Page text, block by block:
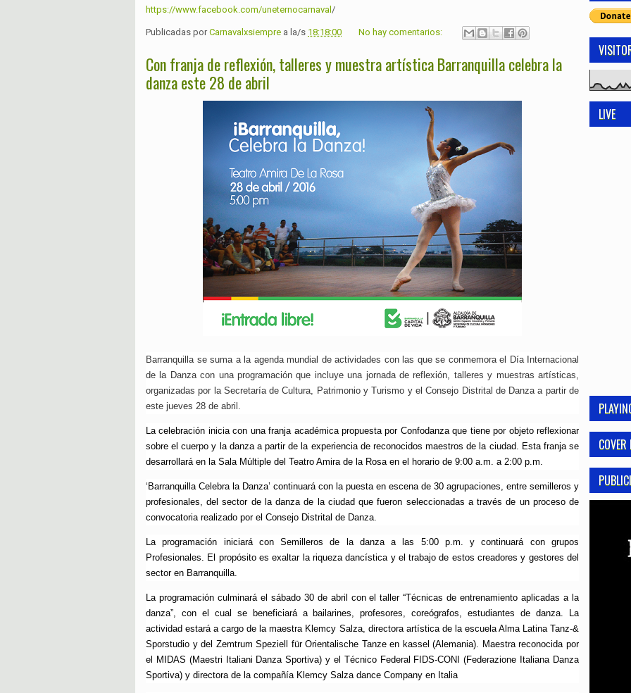
https://www.facebook.com/uneternocarnaval /
Publicadas porCarnavalxsiempre a la/s 18:18:00 No hay comentarios:
Con franja de reflexión, talleres y muestra artística Barranquilla celebra la
danza este 28 de abril
Barranquilla se suma a la agenda mundial de actividades con las que se conmemora el Día Internacional
de la Danza con una programación que incluye una jornada de reflexión, talleres y muestras artísticas,
organizadas por la Secretaría de Cultura, Patrimonio y Turismo y el Consejo Distrital de Danza a partir de
este jueves 28 de abril.
La celebración inicia con una franja académica propuesta por Confodanza que tiene por objeto reflexionar
sobre el cuerpo y la danza a partir de la experiencia de reconocidos maestros de la ciudad. Esta franja se
desarrollará en la Sala Múltiple del Teatro Amira de la Rosa en el horario de 9:00 a.m. a 2:00 p.m.
‘Barranquilla Celebra la Danza’ continuará con la puesta en escena de 30 agrupaciones, entre semilleros y
profesionales, del sector de la danza de la ciudad que fueron seleccionadas a través de un proceso de
convocatoria realizado por el Consejo Distrital de Danza.
La programación iniciará con Semilleros de la danza a las 5:00 p.m. y continuará con grupos
Profesionales. El propósito es exaltar la riqueza dancística y el trabajo de estos creadores y gestores del
sector en Barranquilla.
La programación culminará el sábado 30 de abril con el taller “Técnicas de entrenamiento aplicadas a la
danza”, con el cual se beneficiará a bailarines, profesores, coreógrafos, estudiantes de danza. La
actividad estará a cargo de la maestra Klemcy Salza, directora artística de la escuela Alma Latina Tanz-&
Sporstudio y del Zemtrum Speziell für Orientalische Tanze en kassel (Alemania). Maestra reconocida por
el MIDAS (Maestri Italiani Danza Sportiva) y el Técnico Federal FIDS-CONI (Federazione Italiana Danza
Sportiva) y directora de la compañía Klemcy Salza dance Company en Italia
LIVE